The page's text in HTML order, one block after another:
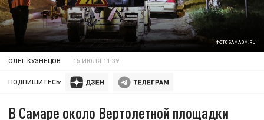
ФОТО SAMADM.RU
ОЛЕГ КУЗНЕЦОВ 15 ИЮЛЯ 11:39
ПОДПИШИТЕСЬ:
В Самаре около Вертолетной площадки